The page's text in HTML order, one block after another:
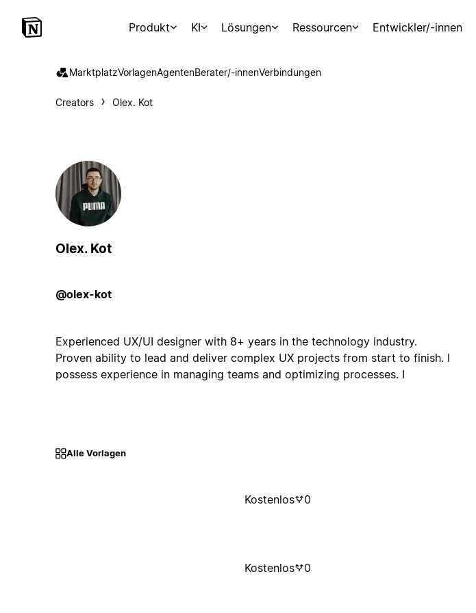
Produkt KI Lösungen Ressourcen Entwickler/-innen
MarktplatzVorlagenAgentenBerater/-innenVerbindungen
Creators Olex. Kot
Olex. Kot
@olex-kot
Experienced UX/UI designer with 8+ years in the technology industry.
Proven ability to lead and deliver complex UX projects from start to finish. I
possess experience in managing teams and optimizing processes. I
Alle Vorlagen
Kostenlos 0
Kostenlos 0